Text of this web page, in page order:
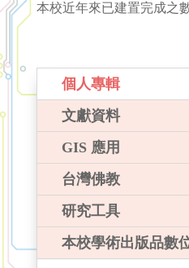
本校近年來已建置完成之
個人專輯
文獻資料
GIS 應用
台灣佛教
研究工具
本校學術出版品數